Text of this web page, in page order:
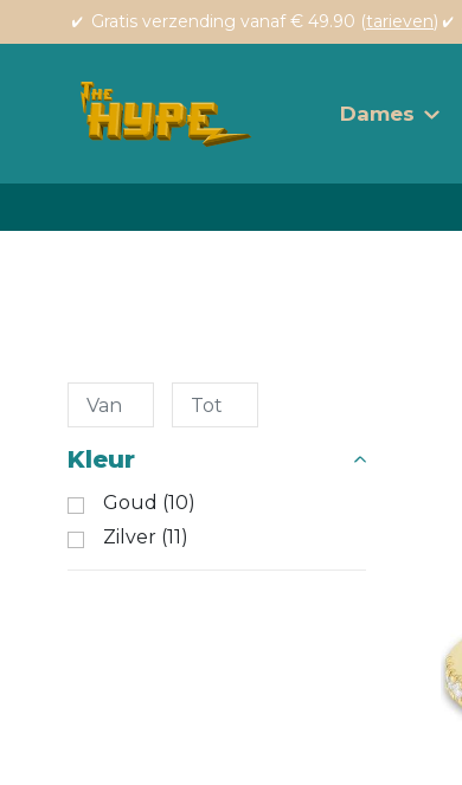
Gratis verzending vanaf € 49.90 (tarieven)
Dames
Kleur
Goud (10)
Zilver (11)